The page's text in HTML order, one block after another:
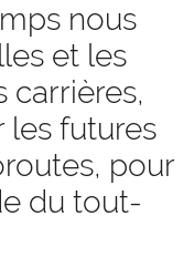
nous
et les
carrières,
les futures
pour
du tout-